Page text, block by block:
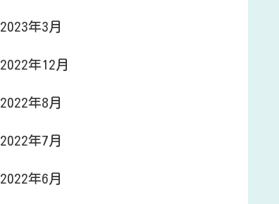
2023年3月
2022年12月
2022年8月
2022年7月
2022年6月